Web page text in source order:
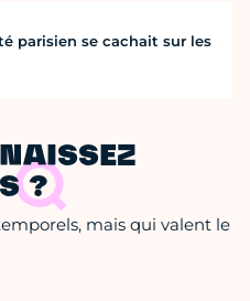
parisien se cachait sur les
?
mais qui valent le